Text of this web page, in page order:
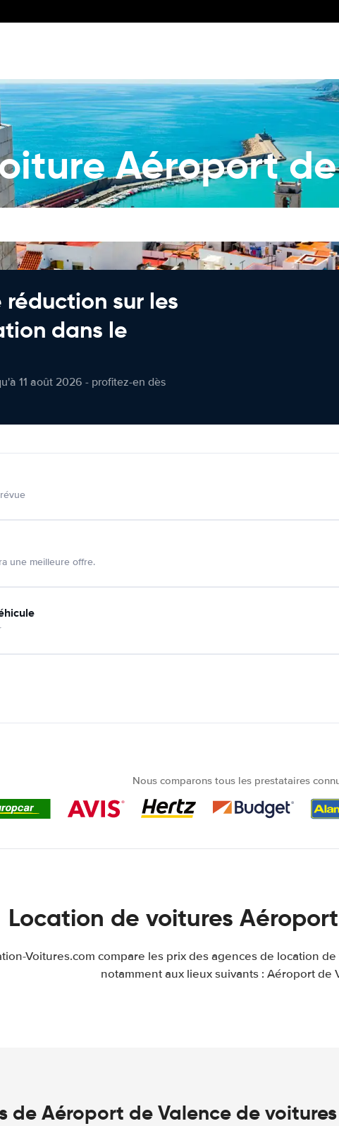
Aéroport
réduction sur les
dans le
11 août 2026 - profitez-en dès
une meilleure offre.
Nous comparons tous les prestataires
Location de voitures
Voitures.com compare les prix des agences de location
notamment aux lieux suivants : Aéroport de
de Aéroport de Valence de voitures